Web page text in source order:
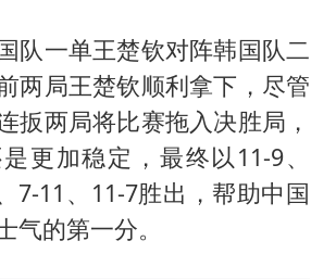
队一单王楚钦对阵韩国队二
两局王楚钦顺利拿下，尽管
扳两局将比赛拖入决胜局，
更加稳定，最终以11-9、
7-11、11-7胜出，帮助中国
气的第一分。